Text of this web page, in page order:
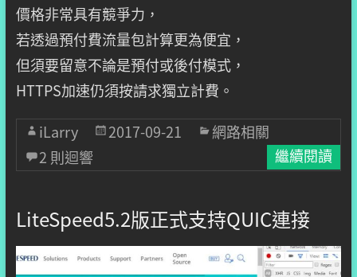
價格非常具有競爭力，
若透過預付費流量包計算更為便宜，
但須要留意不論是預付或後付模式，
HTTPS加速仍須按請求獨立計費。
iLarry
2017-09-21
網路相關
2 則迴響
繼續閱讀
LiteSpeed5.2版正式支持QUIC連接